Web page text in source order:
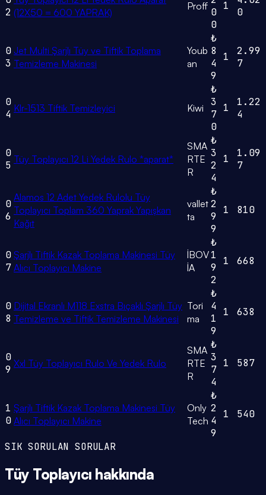
2 (12X50 = 600 YAPRAK)
Proff 0
0
1
0
0
3
Jet Multi Şarjlı Tüy ve Tiftik Toplama
Temizleme Makinesi
Youb
an
₺
8
4
9
1
2.99
7
0
4 Klr-1513 Tiftik Temizleyici Kiwi
₺
3
7
0
1
1.22
4
0
5 Tüy Toplayıcı 12 Li Yedek Rulo *aparat*
SMA
RTE
R
₺
3
2
4
1
1.09
7
0
6
Alamos 12 Adet Yedek Rulolu Tüy
Toplayıcı Toplam 360 Yaprak Yapışkan
Kağıt
vallet
ta
₺
2
9
9
1 810
0
7
Şarjlı Tiftik Kazak Toplama Makinesi Tüy
Alıcı Toplayıcı Makine
İBOV
İA
₺
1
9
2
1 668
0
8
Dijital Ekranlı M118 Exstra Bıçaklı Şarjlı Tüy
Temizleme ve Tiftik Temizleme Makinesi
Tori
ma
₺
4
1
9
1 638
0
9 Xxl Tüy Toplayıcı Rulo Ve Yedek Rulo
SMA
RTE
R
₺
3
7
4
1 587
1
0
Şarjlı Tiftik Kazak Toplama Makinesi Tüy
Alıcı Toplayıcı Makine
Only
Tech
₺
2
4
9
1 540
SIK SORULAN SORULAR
Tüy Toplayıcı hakkında